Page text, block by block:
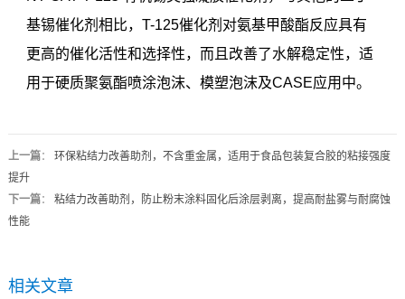
基锡催化剂相比，T-125催化剂对氨基甲酸酯反应具有
更高的催化活性和选择性，而且改善了水解稳定性，适
用于硬质聚氨酯喷涂泡沫、模塑泡沫及CASE应用中。
上一篇： 环保粘结力改善助剂，不含重金属，适用于食品包装复合胶的粘接强度
提升
下一篇： 粘结力改善助剂，防止粉末涂料固化后涂层剥离，提高耐盐雾与耐腐蚀
性能
相关文章